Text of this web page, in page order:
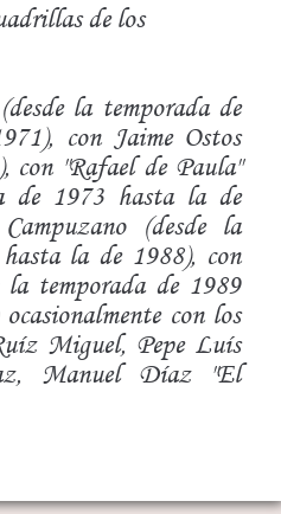
de los
la temporada de
con Jaime Ostos
con "Rafael de Paula"
de 1973 hasta la de
(desde la
la de 1988), con
la temporada de 1989
con los
Miguel, Pepe Luís
Manuel Díaz "El